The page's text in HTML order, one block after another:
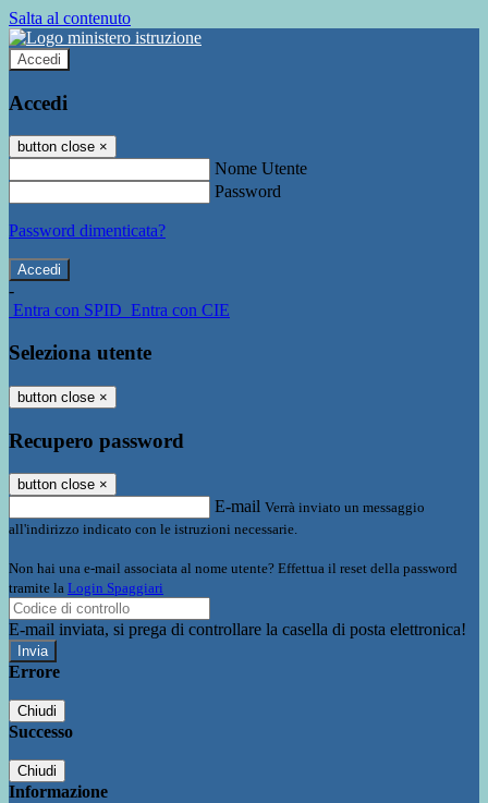
Salta al contenuto
Accedi
Accedi
button close ×
Nome Utente
Password
Password dimenticata?
-
Entra con SPID Entra con CIE
Seleziona utente
button close ×
Recupero password
button close ×
E-mail Verrà inviato un messaggio
all'indirizzo indicato con le istruzioni necessarie.
Non hai una e-mail associata al nome utente? Effettua il reset della password
tramite la Login Spaggiari
E-mail inviata, si prega di controllare la casella di posta elettronica!
Errore
Chiudi
Successo
Chiudi
Informazione